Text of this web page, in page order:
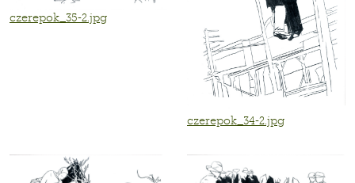
czerepok_35-2.jpg
czerepok_34-2.jpg